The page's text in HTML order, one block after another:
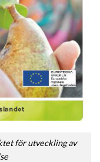
för utveckling av